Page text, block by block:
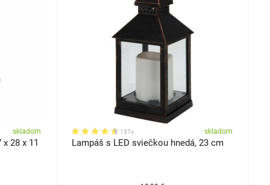
skladom
28 x 11
137x skladom
Lampáš s LED sviečkou hnedá, 23 cm